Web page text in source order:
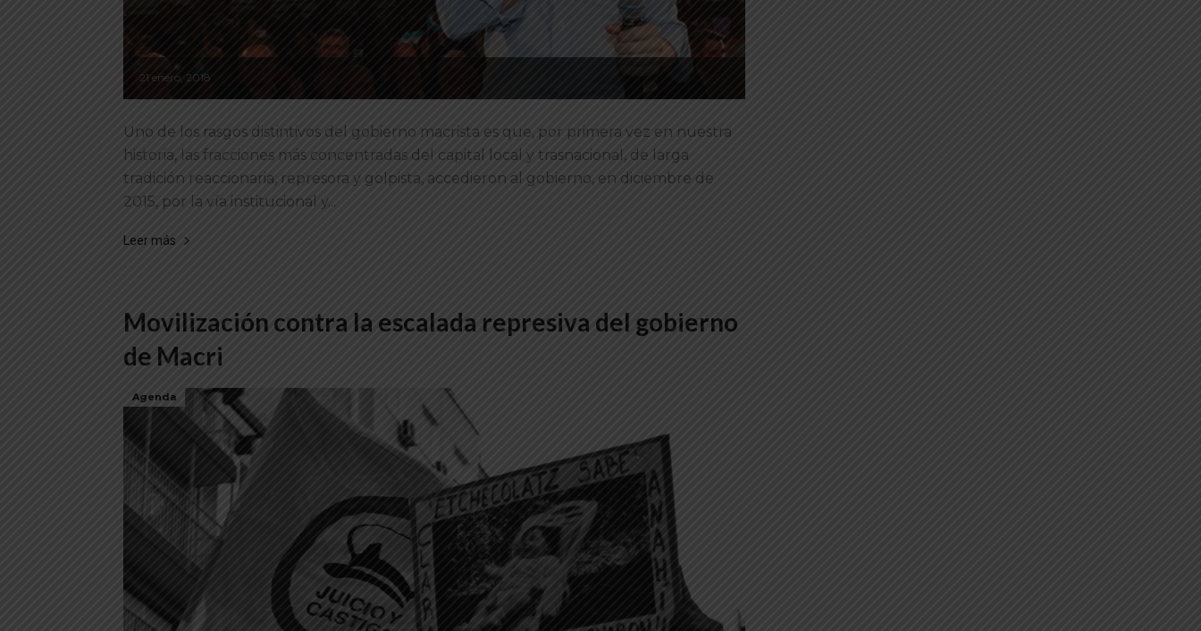
21 enero, 2018
Uno de los rasgos distintivos del gobierno macrista es que, por primera vez en nuestra
historia, las fracciones más concentradas del capital local y trasnacional, de larga
tradición reaccionaria, represora y golpista, accedieron al gobierno, en diciembre de
2015, por la vía institucional y...
Leer más
Movilización contra la escalada represiva del gobierno
de Macri
Agenda